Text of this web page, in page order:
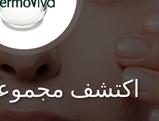
اكتشف